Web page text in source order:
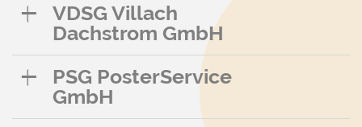
VDSG Villach
Dachstrom GmbH
PSG PosterService
GmbH